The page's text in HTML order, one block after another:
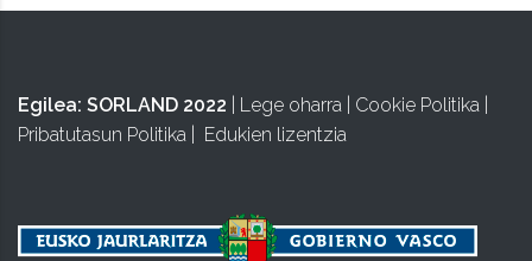
Egilea: SORLAND 2022 Lege oharra Cookie Politika
Pribatutasun Politika
Edukien lizentzia